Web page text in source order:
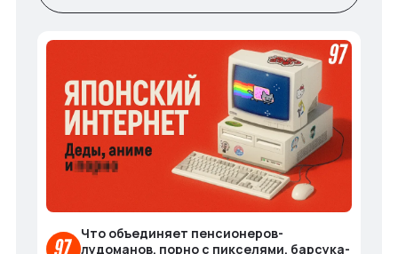
Что объединяет пенсионеров-
лудоманов, порно с пикселями, барсука-